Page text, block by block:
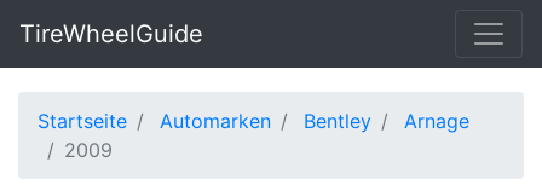
TireWheelGuide
Startseite Automarken Bentley
Arnage
2009